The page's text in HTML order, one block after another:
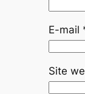
E-mail
Site